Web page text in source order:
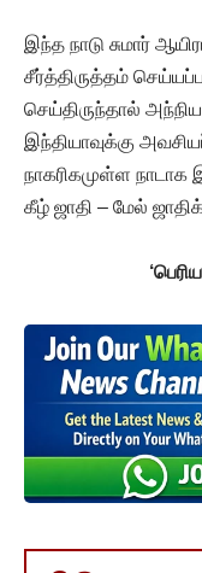
இந்த நாடு சுமார்
சீர்த்திருத்தம்
செய்திருந்தால் அந்நிய
இந்தியாவுக்கு
நாகரிகமுள்ள நாடாக
கீழ் ஜாதி – மேல்